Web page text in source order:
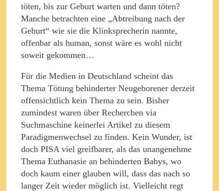
töten, bis zur Geburt warten und dann töten?
Manche betrachten eine „Abtreibung nach der
Geburt“ wie sie die Klinksprecherin nannte,
offenbar als human, sonst wäre es wohl nicht
soweit gekommen…
Für die Medien in Deutschland scheint das
Thema Tötung behinderter Neugeborener derzeit
offensichtlich kein Thema zu sein. Bisher
zumindest waren über Recherchen via
Suchmaschine keinerlei Artikel zu diesem
Paradigmenwechsel zu finden. Kein Wunder, ist
doch PISA viel greifbarer, als das unangenehme
Thema Euthanasie an behinderten Babys, wo
doch kaum einer glauben will, dass das nach so
langer Zeit wieder möglich ist. Vielleicht regt